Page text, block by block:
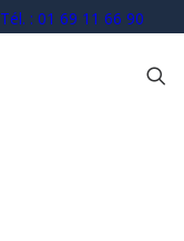
Tél. : 01 69 11 66 90